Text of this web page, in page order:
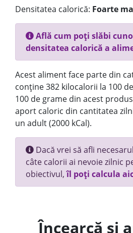
Densitatea calorică: Foarte
Află cum poți slăbi
densitatea calorică a
Acest aliment face parte din
conține 382 kilocalorii la 100
100 de grame din acest
aport caloric din cantitatea
un adult (2000 kCal).
Dacă vrei să afli
câte calorii ai nevoie zilnic
obiectivul,îl poți calcula
Încearcă și